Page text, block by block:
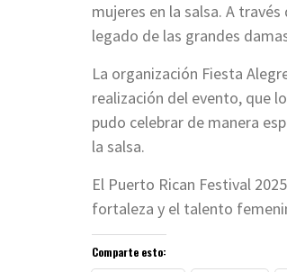
mujeres en la salsa. A
legado de las grandes
La organización Fiesta
realización del evento, que
pudo celebrar de manera
la salsa.
El Puerto Rican Festival
fortaleza y el talento
Comparte esto: